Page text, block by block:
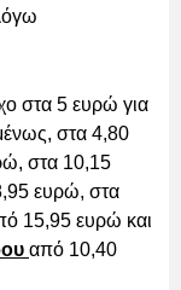
στα 5 ευρώ για
στα 4,80
στα 10,15
ευρώ, στα
15,95 ευρώ και
από 10,40